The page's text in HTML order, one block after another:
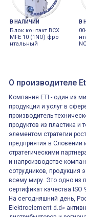
В НАЛИЧИИ
Блок контакт BCX
MFE 10 (1NO) фро
нтальный
В
О производителе
Компания ETI - один из
продукции и услуг в
производитель
продуктов из пластика
элементом стратегии
предприятия в Словении
стратегическими
и напроизводстве
сотрудников, продукция
всему миру. Это одно из
сертификат качества
На сегодняшний день,
Elektroelement d.d»